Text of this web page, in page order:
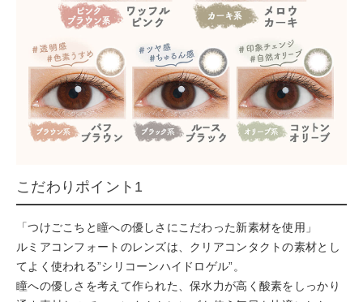
こだわりポイント1
「つけごこちと瞳への優しさにこだわった新素材を使用」
ルミアコンフォートのレンズは、クリアコンタクトの素材とし
てよく使われる”シリコーンハイドロゲル”。
瞳への優しさを考えて作られた、保水力が高く酸素をしっかり